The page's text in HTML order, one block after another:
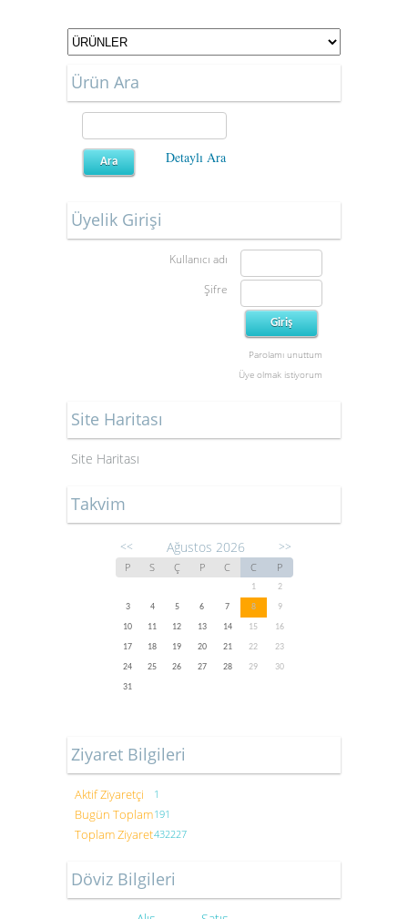
Ürün Ara
Detaylı Ara
Üyelik Girişi
Kullanıcı adı
Şifre
Parolamı unuttum
Üye olmak istiyorum
Site Haritası
Site Haritası
Takvim
<< Ağustos 2026 >>
P S Ç P C C P
1
2
3
4 5 6 7 8
9
10
11 12 13 14 15
16
17
18 19 20 21 22
23
24
25 26 27 28 29
30
31
Ziyaret Bilgileri
Aktif Ziyaretçi 1
Bugün Toplam191
Toplam Ziyaret432227
Döviz Bilgileri